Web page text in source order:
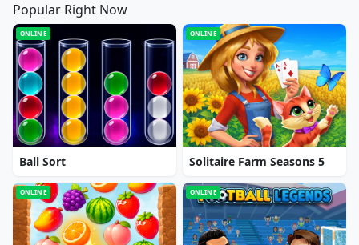
Popular Right Now
ONLINE
Ball Sort
ONLINE
Solitaire Farm Seasons 5
ONLINE ONLINE